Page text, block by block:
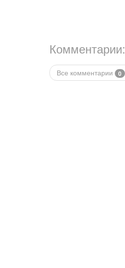
Комментарии:
Все комментарии 0